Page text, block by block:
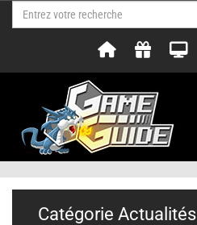
Catégorie Actualités